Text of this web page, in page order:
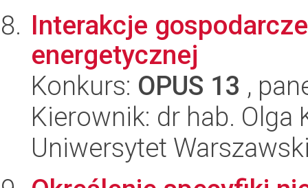
Interakcje
energetycznej
Konkurs: OPUS 13 ,
Kierownik: dr hab. Olga
Uniwersytet